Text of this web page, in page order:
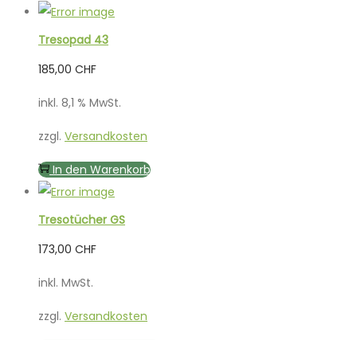
Tresopad 43
185,00 CHF
inkl. 8,1 % MwSt.
zzgl. Versandkosten
In den Warenkorb
Tresotücher GS
173,00 CHF
inkl. MwSt.
zzgl. Versandkosten